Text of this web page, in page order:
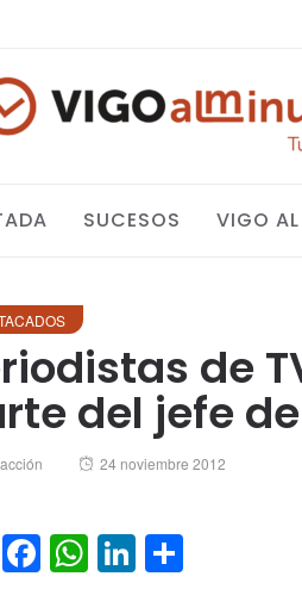
SUCESOS VIGO
de
del jefe
Posted
24 noviembre 2012
X Facebook
WhatsApp
LinkedIn